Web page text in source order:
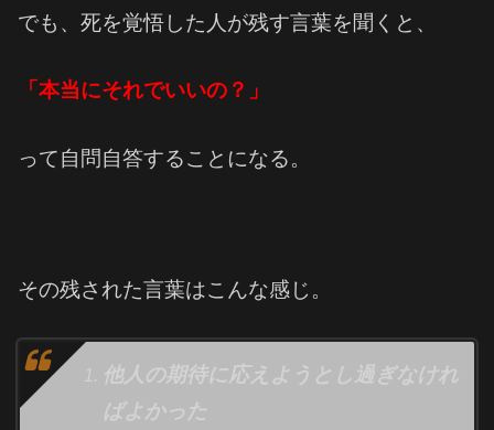
でも、死を覚悟した人が残す言葉を聞くと、
「本当にそれでいいの？」
って自問自答することになる。
その残された言葉はこんな感じ。
他人の期待に応えようとし過ぎなけれ
ばよかった